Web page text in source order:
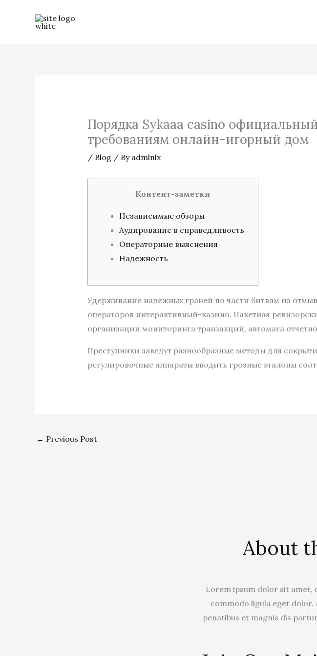
Порядка Sykaaa casino
требованиям онлайн-игорный дом
/ Blog/ By admlnlx
Контент-заметки
Независимые обзоры
Аудирование в справедливость
Операторные выяснения
Надежность
Удерживание надежных граней по части битвам из
операторов интерактивный-казино. Пакетная
организации мониторинга транзакций, автомата
Преступники заведут разнообразные методы для
регулировочные аппараты вводить грозные эталоны
← Previous Post
About
Lorem ipsum dolor sit amet,
commodo ligula eget dolor.
penatibus et magnis dis